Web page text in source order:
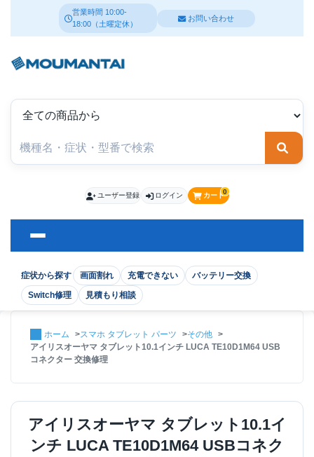
営業時間 10:00-
18:00（土曜定休）
お問い合わせ
検索
症状から探す 画面割れ 充電できない
バッテリー交換
Switch修理
見積もり相談
ユーザー登録 ログイン カート0
ホーム スマホ タブレット パーツ
その他
アイリスオーヤマ タブレット10.1インチ LUCA TE10D1M64 USB
コネクター 交換修理
アイリスオーヤマ タブレット10.1イ
ンチ LUCA TE10D1M64 USBコネク